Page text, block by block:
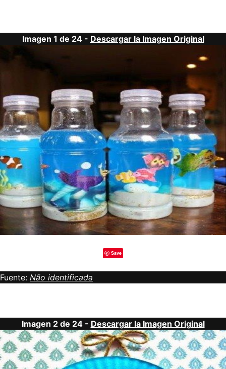
Imagen 1 de 24 - Descargar la Imagen Original
Save
Fuente: Não identificada
Imagen 2 de 24 - Descargar la Imagen Original